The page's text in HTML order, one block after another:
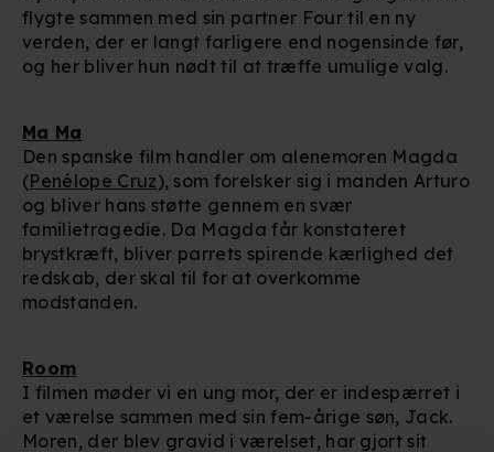
flygte sammen med sin partner Four til en ny
verden, der er langt farligere end nogensinde før,
og her bliver hun nødt til at træffe umulige valg.
Ma Ma
Den spanske film handler om alenemoren Magda
(Penélope Cruz), som forelsker sig i manden Arturo
og bliver hans støtte gennem en svær
familietragedie. Da Magda får konstateret
brystkræft, bliver parrets spirende kærlighed det
redskab, der skal til for at overkomme
modstanden.
Room
I filmen møder vi en ung mor, der er indespærret i
et værelse sammen med sin fem-årige søn, Jack.
Moren, der blev gravid i værelset, har gjort sit